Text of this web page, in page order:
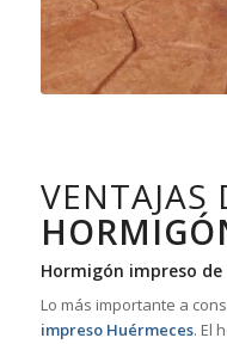
VENTAJAS
Hormigón impreso
Lo más importante a
impreso Huérmeces. El